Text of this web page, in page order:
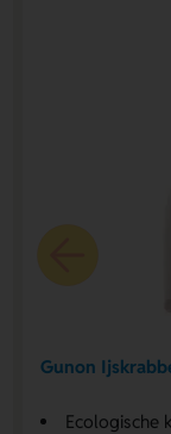
Gunon
Ecologische